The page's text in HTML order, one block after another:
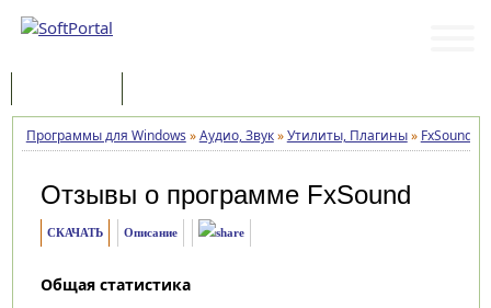
Программы для Windows »Аудио, Звук»Утилиты, Плагины» FxSound
Отзывы о программе FxSound
СКАЧАТЬ Описание
Общая статистика